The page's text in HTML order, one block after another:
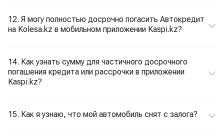
12. Я могу полностью досрочно погасить Автокредит
на Kolesa.kz в мобильном приложении Kaspi.kz?
14. Как узнать сумму для частичного досрочного
погашения кредита или рассрочки в приложении
Kaspi.kz?
15. Как я узнаю, что мой автомобиль снят с залога?